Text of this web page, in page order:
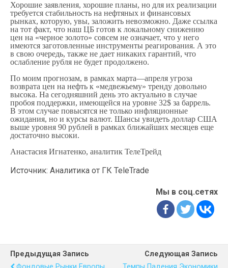
Хорошие заявления, хорошие планы, но для их реализации
требуется стабильность на нефтяных и финансовых
рынках, которую, увы, заложить невозможно. Даже ссылка
на тот факт, что наш ЦБ готов к локальному снижению
цен на «черное золото» совсем не означает, что у него
имеются заготовленные инструменты реагирования. А это
в свою очередь, также не дает никаких гарантий, что
ослабление рубля не будет продолжено.
По моим прогнозам, в рамках марта—апреля угроза
возврата цен на нефть к «медвежьему» тренду довольно
высока. На сегодняшний день это актуально в случае
пробоя поддержки, имеющейся на уровне 32$ за баррель.
В этом случае повысятся не только инфляционные
ожидания, но и курсы валют. Шансы увидеть доллар США
выше уровня 90 рублей в рамках ближайших месяцев еще
достаточно высоки.
Анастасия Игнатенко, аналитик ТелеТрейд
Источник: Аналитика от ГК TeleTrade
Мы в соц.сетях
Предыдущая Запись
Следующая Запись